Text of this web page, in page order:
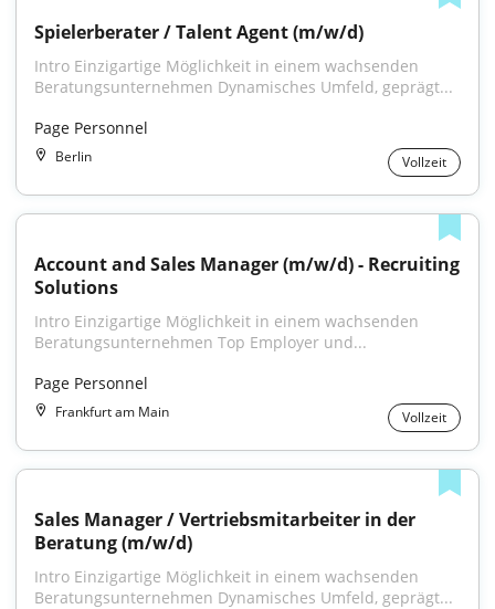
Spielerberater / Talent Agent (m/w/d)
Intro Einzigartige Möglichkeit in einem wachsenden
Beratungsunternehmen Dynamisches Umfeld, geprägt...
Page Personnel
Berlin Vollzeit
Account and Sales Manager (m/w/d) - Recruiting
Solutions
Intro Einzigartige Möglichkeit in einem wachsenden
Beratungsunternehmen Top Employer und...
Page Personnel
Frankfurt am Main Vollzeit
Sales Manager / Vertriebsmitarbeiter in der
Beratung (m/w/d)
Intro Einzigartige Möglichkeit in einem wachsenden
Beratungsunternehmen Dynamisches Umfeld, geprägt...